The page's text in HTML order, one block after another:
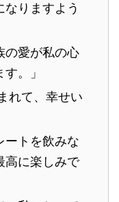
なりますよう
の愛が私の心
。」
れて、幸せい
ートを飲みな
高に楽しみで